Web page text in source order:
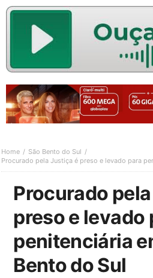
Home
São Bento do Sul
Procurado pela Justiça é preso e levado para
Procurado
preso e levado
penitenciária
Bento do Sul